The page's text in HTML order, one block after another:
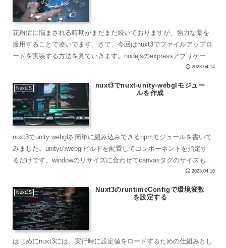
花粉症に悩まされる時期がまだまだ続いておりますが、強力な薬を
服用することで凌いでます。さて、今回はnuxt3でファイルアップロ
ードを実装する方法を見ていきます。nodejsのexpressアプリケーシ
2023.04.14
NuxtJS
nuxt3でnuxt-unity-webglモジュー
ルを作成
nuxt3でunity webglを簡単に組み込みできるnpmモジュールを書いて
みました。unityのwebglビルドを配置してコンポーネントを指定す
るだけです。windowのリサイズに合わせてcanvasタグのサイズも変
2023.04.10
NuxtJS
Nuxt3のruntimeConfigで環境変数
を設定する
はじめにnuxt3には、実行時に設定値をロードするための仕組みとし